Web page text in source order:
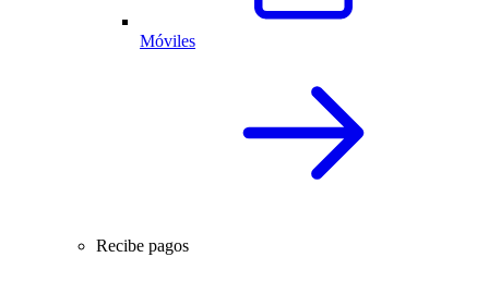
Móviles
Recibe pagos